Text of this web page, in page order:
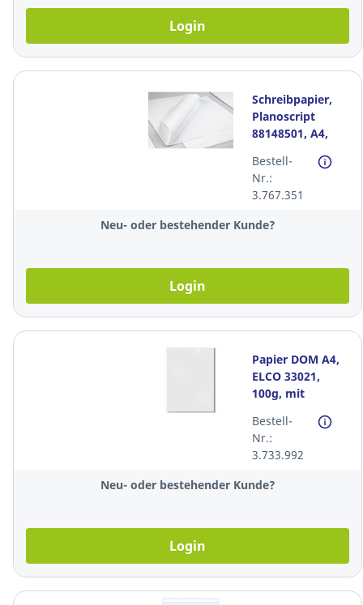
Login
Schreibpapier,
Planoscript
88148501, A4,
FSC, 90g. Pack à
500 Blatt
Bestell-
Nr.:
3.767.351
Neu- oder bestehender Kunde?
Login
Papier DOM A4,
ELCO 33021,
100g, mit
blanc, Pack à 250
Blatt
Bestell-
Nr.:
3.733.992
Neu- oder bestehender Kunde?
Login